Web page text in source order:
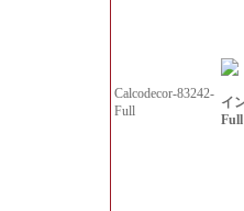
Calcodecor-83242-
Full
イ
Full